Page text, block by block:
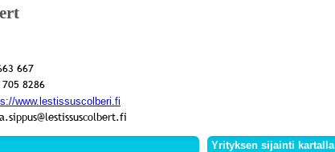
www.lestissuscolberi.fi
Yrityksen sijainti kartalla